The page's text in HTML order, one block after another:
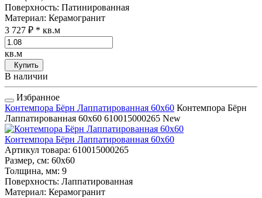
Поверхность: Патинированная
Материал: Керамогранит
3 727 ₽ * кв.м
кв.м
Купить
В наличии
Избранное
Контемпора Бёрн Лаппатированная 60x60 Контемпора Бёрн
Лаппатированная 60x60 610015000265 New
Контемпора Бёрн Лаппатированная 60x60
Артикул товара: 610015000265
Размер, см: 60x60
Толщина, мм: 9
Поверхность: Лаппатированная
Материал: Керамогранит